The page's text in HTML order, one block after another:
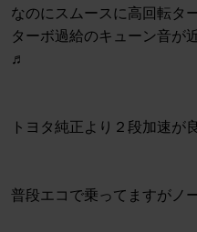
なのにスムースに高回転タ
ターボ過給のキューン音が
♬
トヨタ純正より２段加速が
普段エコで乗ってますがノ